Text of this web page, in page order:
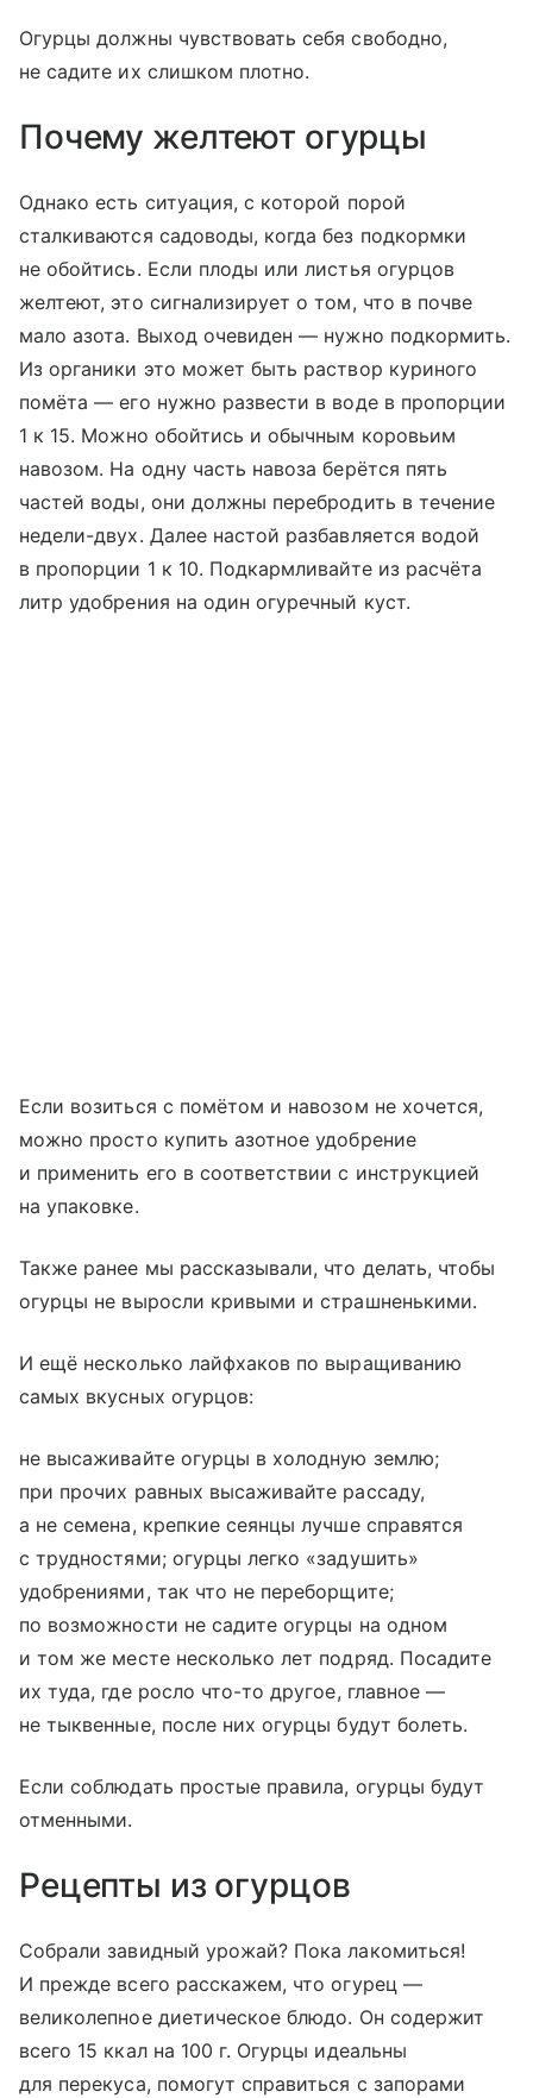
Огурцы должны чувствовать себя свободно,
не садите их слишком плотно.
Почему желтеют огурцы
Однако есть ситуация, с которой порой
сталкиваются садоводы, когда без подкормки
не обойтись. Если плоды или листья огурцов
желтеют, это сигнализирует о том, что в почве
мало азота. Выход очевиден — нужно подкормить.
Из органики это может быть раствор куриного
помёта — его нужно развести в воде в пропорции
1 к 15. Можно обойтись и обычным коровьим
навозом. На одну часть навоза берётся пять
частей воды, они должны перебродить в течение
недели-двух. Далее настой разбавляется водой
в пропорции 1 к 10. Подкармливайте из расчёта
литр удобрения на один огуречный куст.
Если возиться с помётом и навозом не хочется,
можно просто купить азотное удобрение
и применить его в соответствии с инструкцией
на упаковке.
Также ранее мы рассказывали, что делать, чтобы
огурцы не выросли кривыми и страшненькими.
И ещё несколько лайфхаков по выращиванию
самых вкусных огурцов:
не высаживайте огурцы в холодную землю;
при прочих равных высаживайте рассаду,
а не семена, крепкие сеянцы лучше справятся
с трудностями; огурцы легко «задушить»
удобрениями, так что не переборщите;
по возможности не садите огурцы на одном
и том же месте несколько лет подряд. Посадите
их туда, где росло что-то другое, главное —
не тыквенные, после них огурцы будут болеть.
Если соблюдать простые правила, огурцы будут
отменными.
Рецепты из огурцов
Собрали завидный урожай? Пока лакомиться!
И прежде всего расскажем, что огурец —
великолепное диетическое блюдо. Он содержит
всего 15 ккал на 100 г. Огурцы идеальны
для перекуса, помогут справиться с запорами